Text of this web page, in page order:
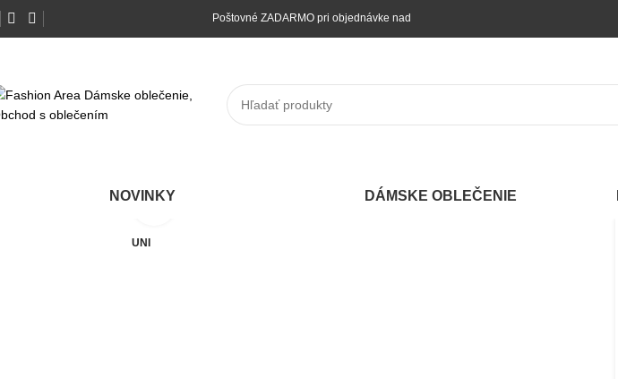
Poštovné ZADARMO pri objednávke nad 60 €!
NOVINKY DÁMSKE OBLEČENIE
UNI